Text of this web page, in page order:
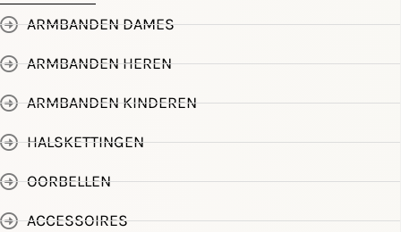
ARMBANDEN DAMES
ARMBANDEN HEREN
ARMBANDEN KINDEREN
HALSKETTINGEN
OORBELLEN
ACCESSOIRES